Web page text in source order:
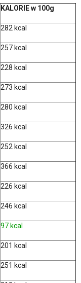
KALORIE w 100g
282 kcal
257 kcal
228 kcal
273 kcal
280 kcal
326 kcal
252 kcal
366 kcal
226 kcal
246 kcal
97 kcal
201 kcal
251 kcal